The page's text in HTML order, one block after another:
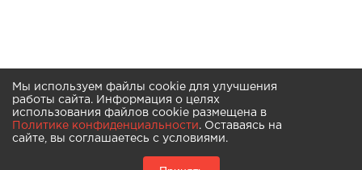
Мы используем файлы cookie для улучшения
работы сайта. Информация о целях
использования файлов cookie размещена в
Политике конфиденциальности. Оставаясь на
сайте, вы соглашаетесь с условиями.